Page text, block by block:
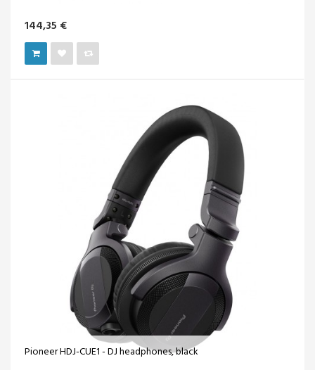
144,35 €
Pioneer HDJ-CUE1 - DJ headphones, black